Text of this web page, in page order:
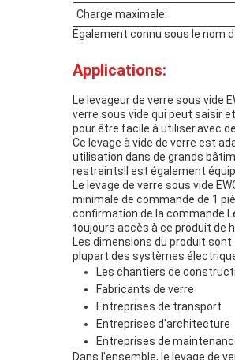
Charge maximale:
Également connu sous le nom
Applications:
Le levageur de verre sous vide
verre sous vide qui peut saisir
pour être facile à utiliser.avec
Ce levage à vide de verre est
utilisation dans de grands
restreintsIl est également
Le levage de verre sous vide
minimale de commande de 1
confirmation de la
toujours accès à ce produit de
Les dimensions du produit
plupart des systèmes
Les chantiers de
Fabricants de verre
Entreprises de transport
Entreprises d'architecture
Entreprises de
Dans l'ensemble, le levage de